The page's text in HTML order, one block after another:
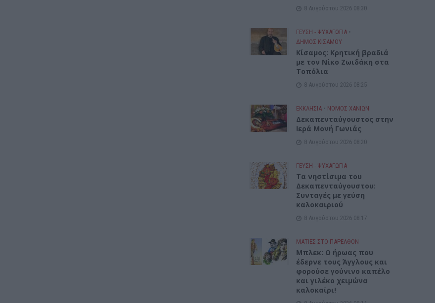
8 Αυγούστου 2026 08:30
ΓΕΎΣΗ - ΨΥΧΑΓΩΓΊΑ •
ΔΉΜΟΣ ΚΙΣΆΜΟΥ
Kίσαμος: Κρητική βραδιά
με τον Νίκο Ζωιδάκη στα
Τοπόλια
8 Αυγούστου 2026 08:25
ΕΚΚΛΗΣΙΑ • ΝΟΜΌΣ ΧΑΝΊΩΝ
Δεκαπενταύγουστος στην
Ιερά Μονή Γωνιάς
8 Αυγούστου 2026 08:20
ΓΕΎΣΗ - ΨΥΧΑΓΩΓΊΑ
Τα νηστίσιμα του
Δεκαπενταύγουστου:
Συνταγές με γεύση
καλοκαιριού
8 Αυγούστου 2026 08:17
ΜΑΤΙΕΣ ΣΤΟ ΠΑΡΕΛΘΟΝ
Μπλεκ: O ήρωας που
έδερνε τους Άγγλους και
φορούσε γούνινο καπέλο
και γιλέκο χειμώνα
καλοκαίρι!